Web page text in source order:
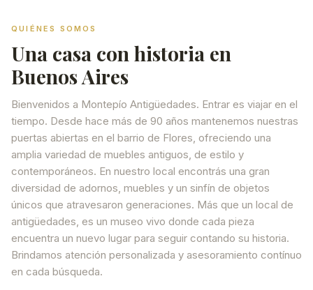
QUIÉNES SOMOS
Una casa con historia en
Buenos Aires
Bienvenidos a Montepío Antigüedades. Entrar es viajar en el
tiempo. Desde hace más de 90 años mantenemos nuestras
puertas abiertas en el barrio de Flores, ofreciendo una
amplia variedad de muebles antiguos, de estilo y
contemporáneos. En nuestro local encontrás una gran
diversidad de adornos, muebles y un sinfín de objetos
únicos que atravesaron generaciones. Más que un local de
antigüedades, es un museo vivo donde cada pieza
encuentra un nuevo lugar para seguir contando su historia.
Brindamos atención personalizada y asesoramiento contínuo
en cada búsqueda.